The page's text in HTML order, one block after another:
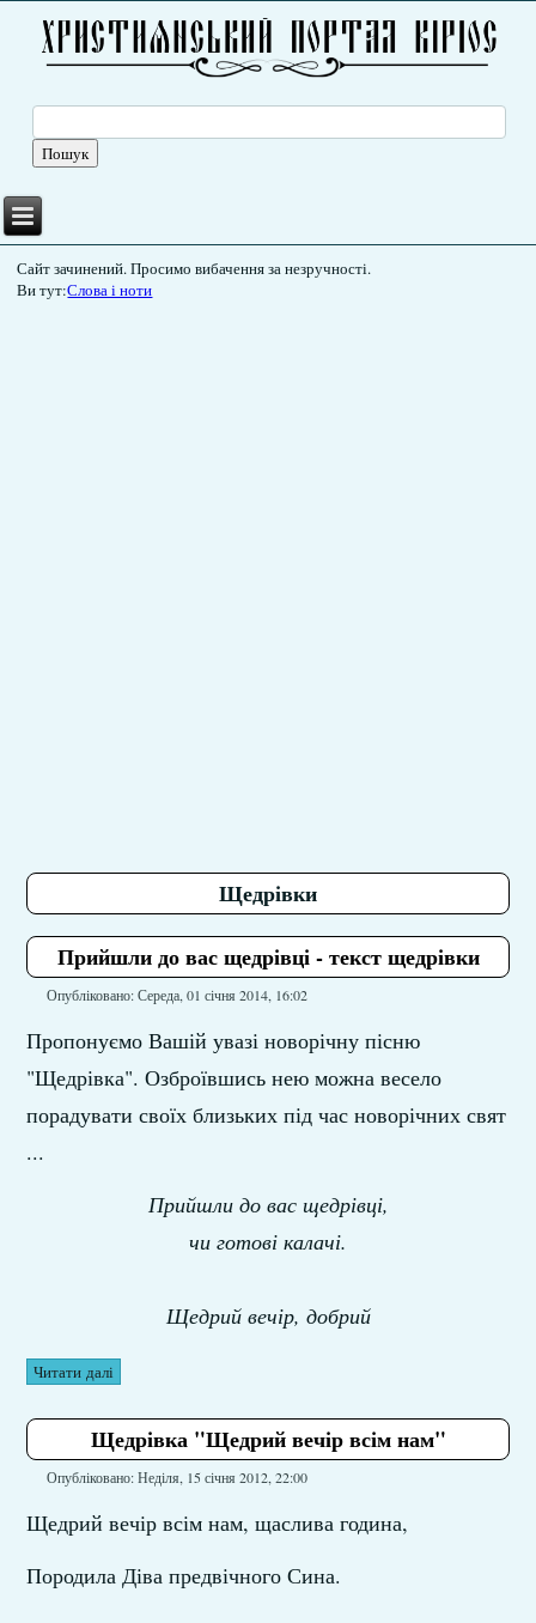
Сайт зачинений. Просимо вибачення за незручності.
Ви тут:Слова і ноти
Щедрівки
Прийшли до вас щедрівці - текст щедрівки
Опубліковано: Середа, 01 січня 2014, 16:02
Пропонуємо Вашій увазі новорічну пісню
"Щедрівка". Озброївшись нею можна весело
порадувати своїх близьких під час новорічних свят
...
Прийшли до вас щедрівці,
чи готові калачі.
Щедрий вечір, добрий
Читати далі
Щедрівка "Щедрий вечір всім нам"
Опубліковано: Неділя, 15 січня 2012, 22:00
Щедрий вечір всім нам, щаслива година,
Породила Діва предвічного Сина.